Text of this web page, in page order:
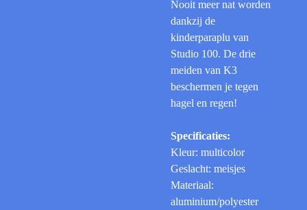
Nooit meer nat worden
dankzij de
kinderparaplu van
Studio 100. De drie
meiden van K3
beschermen je tegen
hagel en regen!
Specificaties:
Kleur: multicolor
Geslacht: meisjes
Materiaal:
aluminium/polyester